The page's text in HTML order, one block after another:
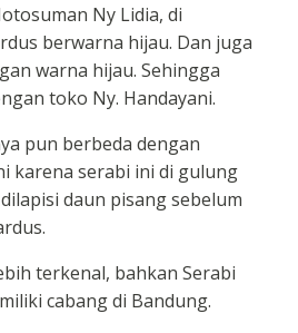
Ny Lidia, di
berwarna hijau. Dan juga
warna hijau. Sehingga
toko Ny. Handayani.
pun berbeda dengan
karena serabi ini di gulung
daun pisang sebelum
terkenal, bahkan Serabi
cabang di Bandung.